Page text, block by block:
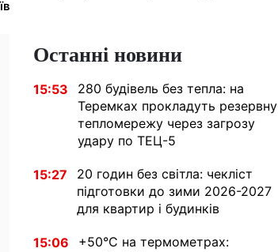
Останні новини
15:53
280 будівель без тепла: на
Теремках прокладуть резервну
тепломережу через загрозу
удару по ТЕЦ-5
15:27
20 годин без світла: чекліст
підготовки до зими 2026-2027
для квартир і будинків
15:06
+50°C на термометрах: